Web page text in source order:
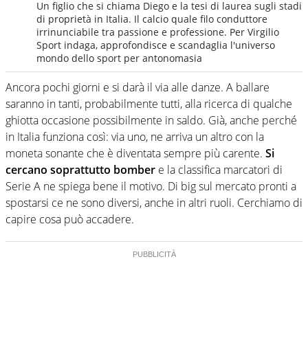
Un figlio che si chiama Diego e la tesi di laurea sugli stadi
di proprietà in Italia. Il calcio quale filo conduttore
irrinunciabile tra passione e professione. Per Virgilio
Sport indaga, approfondisce e scandaglia l'universo
mondo dello sport per antonomasia
Ancora pochi giorni e si darà il via alle danze. A ballare
saranno in tanti, probabilmente tutti, alla ricerca di qualche
ghiotta occasione possibilmente in saldo. Già, anche perché
in Italia funziona così: via uno, ne arriva un altro con la
moneta sonante che è diventata sempre più carente. Si
cercano soprattutto bomber e la classifica marcatori di
Serie A ne spiega bene il motivo. Di big sul mercato pronti a
spostarsi ce ne sono diversi, anche in altri ruoli. Cerchiamo di
capire cosa può accadere.